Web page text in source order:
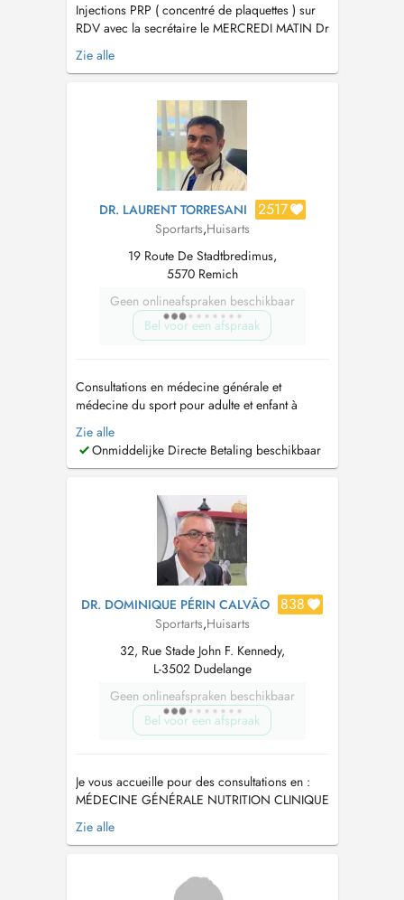
Injections PRP ( concentré de plaquettes ) sur
RDV avec la secrétaire le MERCREDI MATIN Dr
LAWERMAN ne réalise pas d'EMG.
TRAITEMENT CIBLÉ (TARGETED THERAPY)
AIGÜES sur l'économie axiale (colonne
vertébrale) et périphérique (les membres).
MEDECINE du SPOR...
Zie alle
DR. LAURENT TORRESANI 2517
Sportarts,Huisarts
19 Route De Stadtbredimus,
5570 Remich
Geen onlineafspraken beschikbaar
Bel voor een afspraak
Consultations en médecine générale et
médecine du sport pour adulte et enfant à
partir de 2 ans. Médecine manuelle et
ostéopathie médicale: adulte uniquement et
avec consultation préalable. Médecine du
Sportmedizin Praxis für Erwachsene und
Kinder ab 2 Jahre. M...
Zie alle
Onmiddelijke Directe Betaling beschikbaar
DR. DOMINIQUE PÉRIN CALVÃO 838
Sportarts,Huisarts
32, Rue Stade John F. Kennedy,
L-3502 Dudelange
Geen onlineafspraken beschikbaar
Bel voor een afspraak
Je vous accueille pour des consultations en :
MÉDECINE GÉNÉRALE NUTRITION CLINIQUE
ET SPORTIVE MÉDECINE DU SPORT Médecin
habilité à réaliser les examens du médico-
CONSEIL MÉDICO-JUDICIAIRE Vous pouvez
également solliciter un avis dans le cadre dune
Zie alle